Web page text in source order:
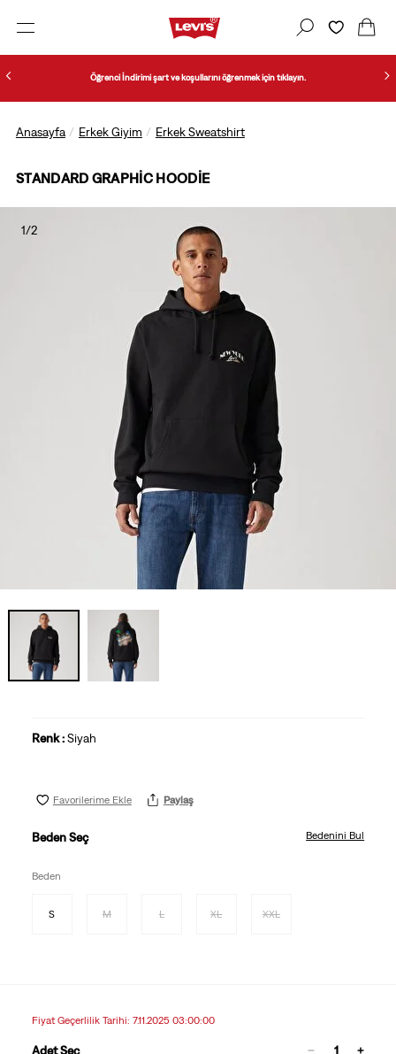
Öğrenci İndirimi şart ve koşullarını öğrenmek için tıklayın.
Anasayfa Erkek Giyim Erkek Sweatshirt
STANDARD GRAPHIC HOODIE
1/2
Renk :Siyah
Favorilerime Ekle Paylaş
Beden Seç Bedenini Bul
Beden
S M L XL XXL
Fiyat Geçerlilik Tarihi: 7.11.2025 03:00:00
Adet Seç